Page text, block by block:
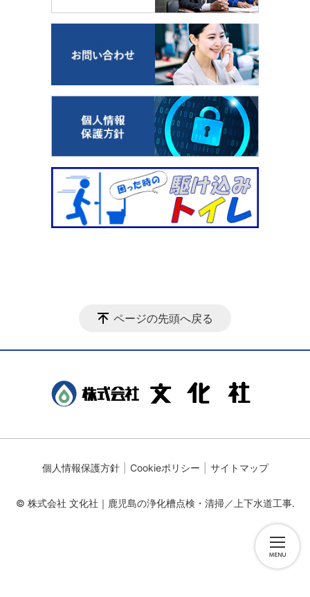
ページの先頭へ戻る
個人情報保護方針 Cookieポリシー サイトマップ
© 株式会社 文化社｜鹿児島の浄化槽点検・清掃／上下水道工事.